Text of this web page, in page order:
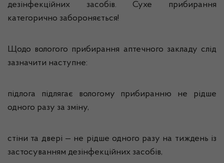
дезінфекційних засобів. Сухе прибирання
категорично забороняється!
Щодо вологого прибирання аптечного закладу слід
зазначити наступне:
підлога підлягає вологому прибиранню не рідше
одного разу за зміну,
стіни та двері — не рідше одного разу на тиждень із
застосуванням дезінфекційних засобів,